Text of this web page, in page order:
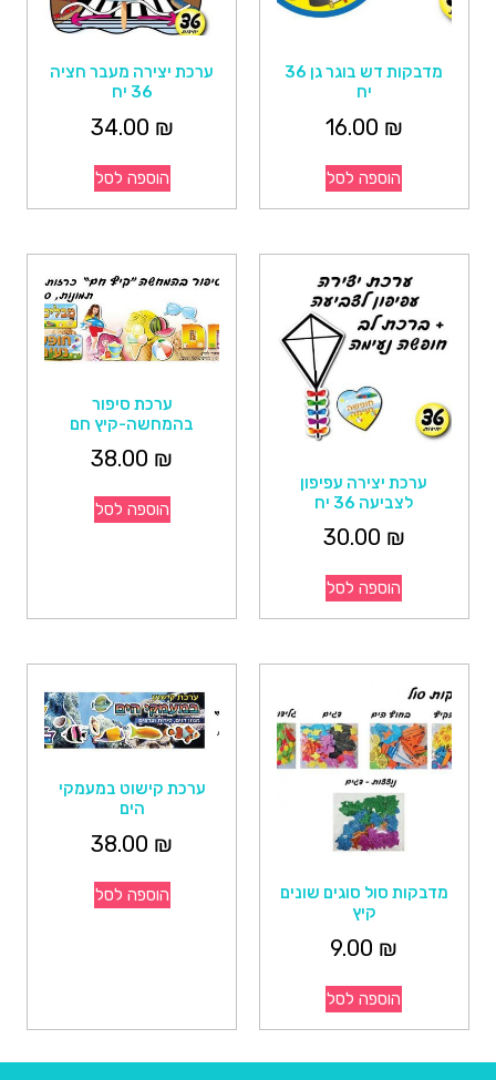
מדבקות דש בוגר גן 36
יח
16.00 ₪
הוספה לסל
ערכת יצירה מעבר חציה
36 יח
34.00 ₪
הוספה לסל
ערכת יצירה עפיפון
לצביעה 36 יח
30.00 ₪
הוספה לסל
ערכת סיפור
בהמחשה-קיץ חם
38.00 ₪
הוספה לסל
מדבקות סול סוגים שונים
קיץ
9.00 ₪
הוספה לסל
ערכת קישוט במעמקי
הים
38.00 ₪
הוספה לסל